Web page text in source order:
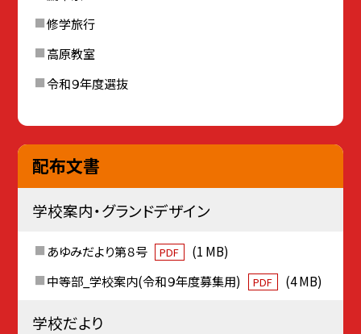
修学旅行
高原教室
令和９年度選抜
配布文書
学校案内・グランドデザイン
あゆみだより第８号 PDF
(1 MB)
中等部_学校案内(令和９年度募集用)
PDF (4 MB)
学校だより